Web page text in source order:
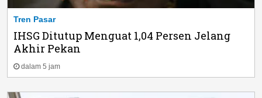
Tren Pasar
IHSG Ditutup Menguat 1,04 Persen Jelang
Akhir Pekan
dalam 5 jam